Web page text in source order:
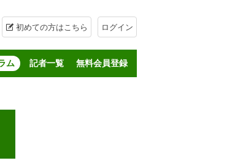
初めての方はこちら ログイン
ム 記者一覧 無料会員登録